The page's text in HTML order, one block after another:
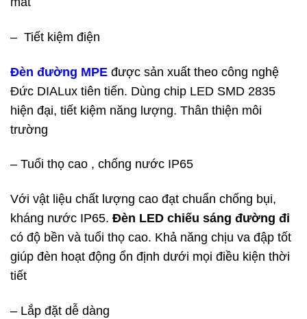
– Tiết kiệm điện
Đèn đường MPE được sản xuất theo công nghệ
Đức DIALux tiên tiến. Dùng chip LED SMD 2835
hiện đại, tiết kiệm năng lượng. Thân thiện môi
trường
– Tuổi thọ cao , chống nước IP65
Với vật liệu chất lượng cao đạt chuẩn chống bụi,
kháng nước IP65. Đèn LED chiếu sáng đường đi
có độ bền và tuổi thọ cao. Khả năng chịu va đập tốt
giúp đèn hoạt động ổn định dưới mọi điều kiện thời
tiết
– Lắp đặt dễ dàng